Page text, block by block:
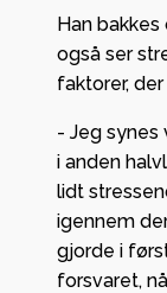
Han
også ser
faktorer,
- Jeg synes
i anden
lidt
igennem
gjorde i
forsvaret,